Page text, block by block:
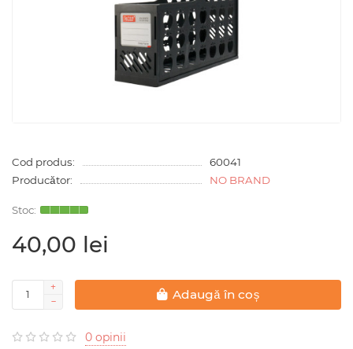
Cod produs:
60041
Producător:
NO BRAND
40,00 lei
Adaugă în coș
0 opinii